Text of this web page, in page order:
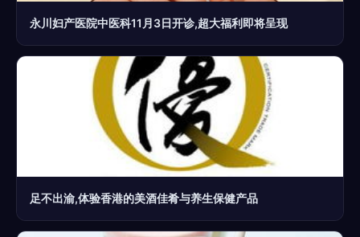
永川妇产医院中医科11月3日开诊,超大福利即将呈现
足不出渝,体验香港的美酒佳肴与养生保健产品